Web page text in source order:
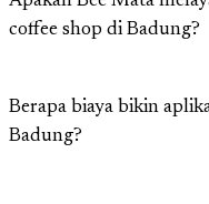
coffee shop di Badung?
Berapa biaya bikin
Badung?